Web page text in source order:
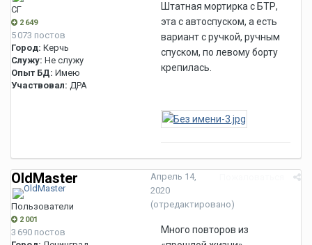
СГ
2 649
5 073 постов
Город: Керчь
Служу: Не служу
Опыт БД: Имею
Участвовал: ДРА
Штатная мортирка с БТР,
эта с автоспуском, а есть
вариант с ручкой, ручным
спуском, по левому борту
крепилась.
OldMaster
Пользователи
2 001
3 690 постов
Апрель 14,
2020
(отредактировано)
Много повторов из